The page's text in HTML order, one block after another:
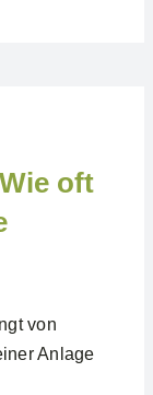
oft
von
Anlage